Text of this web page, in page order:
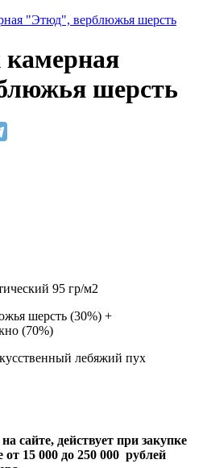
шерсть
95 гр/м2
шерсть (30%) +
(70%)
лебяжий пух
сайте, действует при закупке
от 15 000 до 250 000 рублей